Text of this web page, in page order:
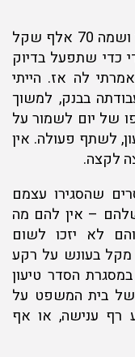
לו אתי אלון הייתה באה אליי למשרד ושמה 70 אלף שקל
כדי שתפעל בדיוק
לה אז. הייתי
בבנק, למשוך
של יום לשמור על
לשתף פעולה. אין
לקצה.
שהסגירו עצמם
– אין להם מה
לא יזכו לשום
מקל בעונש על רקע
הסדר טיעון
של בית המשפט על
רף ענישה, או אף